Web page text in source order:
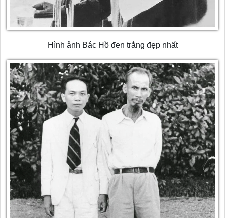
Hình ảnh Bác Hồ đen trắng đẹp nhất